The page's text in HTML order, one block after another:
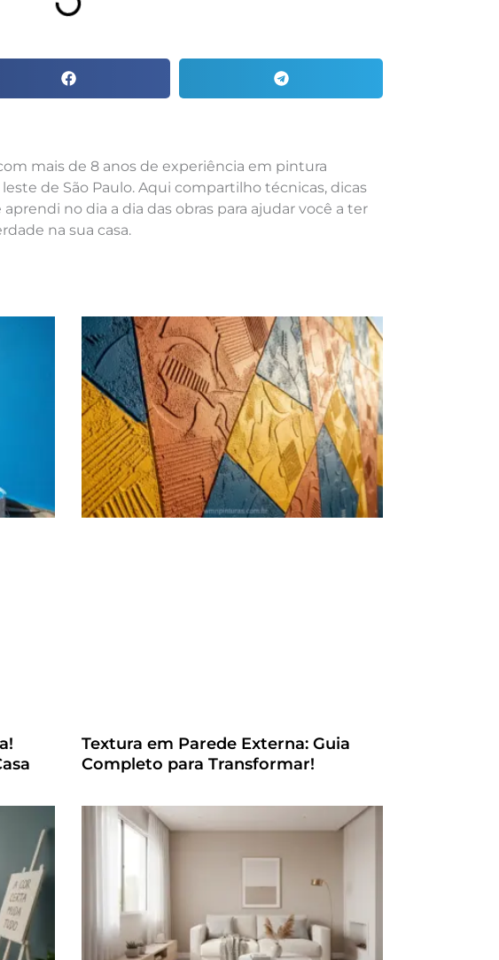
mais de 8 anos de experiência em pintura
de São Paulo. Aqui compartilho técnicas, dicas
no dia a dia das obras para ajudar você a ter
na sua casa.
Textura em Parede Externa: Guia
Completo para Transformar!